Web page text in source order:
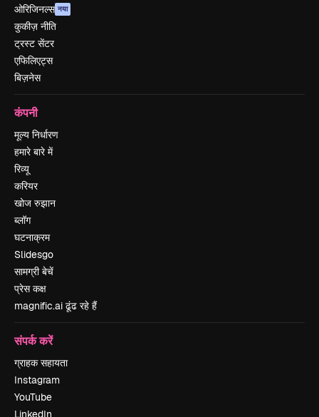
ओरिजिनल्स नया
कुकीज़ नीति
ट्रस्ट सेंटर
एफिलिएट्स
बिज़नेस
कंपनी
मूल्य निर्धारण
हमारे बारे में
रिव्यू
करियर
खोज रुझान
ब्लॉग
घटनाक्रम
Slidesgo
सामग्री बेचें
प्रेस कक्ष
magnific.ai ढूंढ रहे हैं
संपर्क करें
ग्राहक सहायता
Instagram
YouTube
LinkedIn